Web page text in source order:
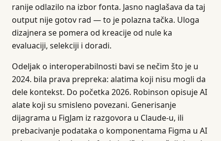
ranije odlazilo na izbor fonta. Jasno naglašava da taj
output nije gotov rad — to je polazna tačka. Uloga
dizajnera se pomera od kreacije od nule ka
evaluaciji, selekciji i doradi.
Odeljak o interoperabilnosti bavi se nečim što je u
2024. bila prava prepreka: alatima koji nisu mogli da
dele kontekst. Do početka 2026. Robinson opisuje AI
alate koji su smisleno povezani. Generisanje
dijagrama u FigJam iz razgovora u Claude-u, ili
prebacivanje podataka o komponentama Figma u AI